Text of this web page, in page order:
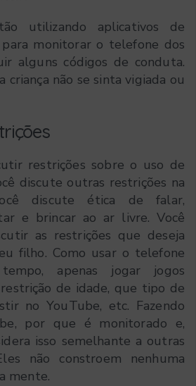
utilizando aplicativos de
monitorar o telefone dos
alguns códigos de conduta.
criança não se sinta vigiada ou
restrições sobre o uso de
discute outras restrições na
discute ética de falar,
e brincar ao ar livre. Você
as restrições que deseja
filho. Como usar o telefone
apenas jogar jogos
de idade, que tipo de
no YouTube, etc. Fazendo
por que é monitorado e,
isso semelhante a outras
não constroem nenhuma
mente.